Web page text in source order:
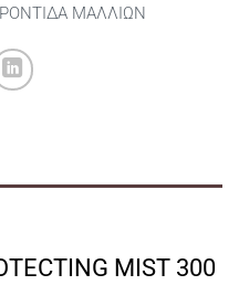
ΜΑΛΛΙΩΝ
MIST 300